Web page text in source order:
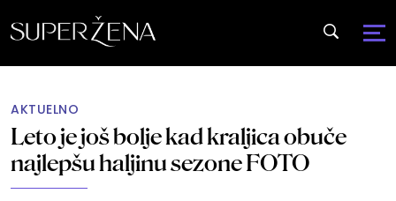
AKTUELNO
Leto je još bolje kad kraljica obuče
najlepšu haljinu sezone FOTO